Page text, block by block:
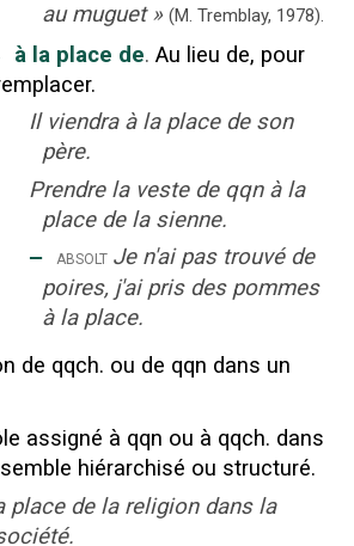
au muguet » (M. Tremblay, 1978).
à la place de. Au lieu de, pour
Il viendra à la place de son
père.
Prendre la veste de qqn à la
place de la sienne.
‒ absolt Je n'ai pas trouvé de
poires, j'ai pris des pommes
à la place.
de qqch. ou de qqn dans un
assigné à qqn ou à qqch. dans
hiérarchisé ou structuré.
place de la religion dans la